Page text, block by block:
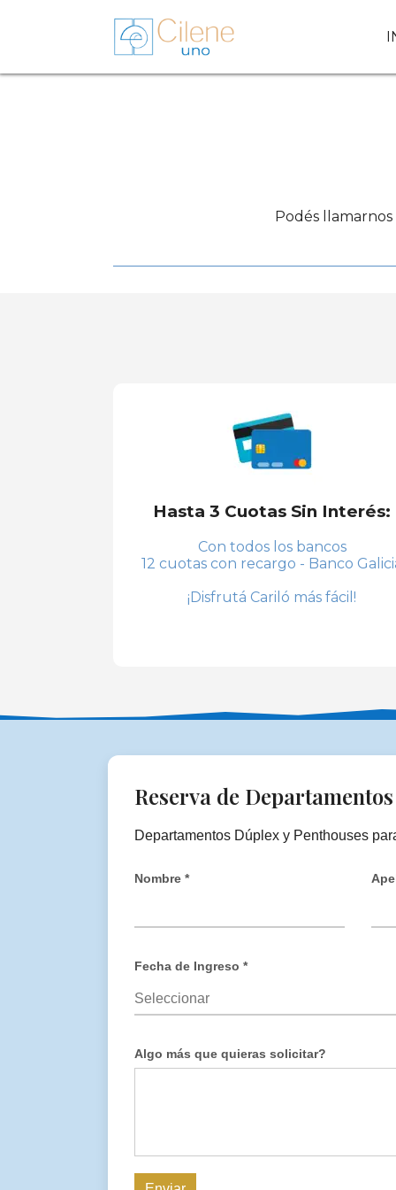
Podés
Hasta 3 Cuotas Sin Interés:
Con todos los bancos
12 cuotas con recargo - Banco
¡Disfrutá Cariló más fácil!
Reserva de Departamentos
Departamentos Dúplex y Penthouses
Nombre *
Fecha de Ingreso *
Algo más que quieras solicitar?